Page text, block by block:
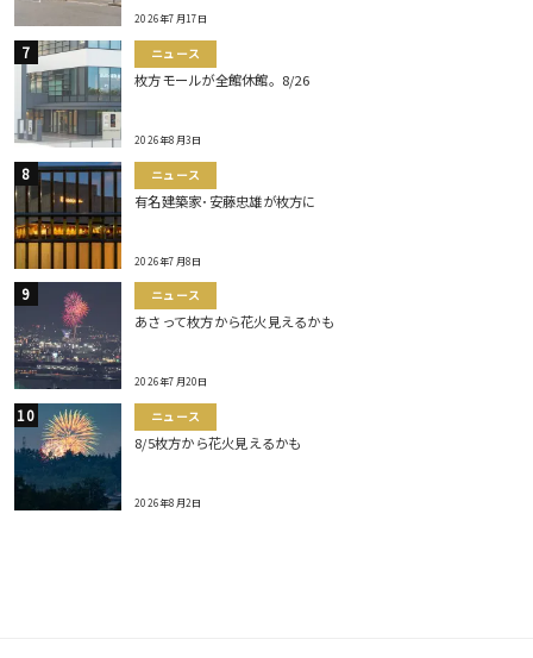
2026年7月17日
ニュース
枚方モールが全館休館。8/26
2026年8月3日
ニュース
有名建築家･安藤忠雄が枚方に
2026年7月8日
ニュース
あさって枚方から花火見えるかも
2026年7月20日
ニュース
8/5枚方から花火見えるかも
2026年8月2日